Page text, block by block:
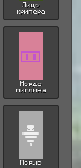
Лицо
крипера
Морда
пиглина
Порыв